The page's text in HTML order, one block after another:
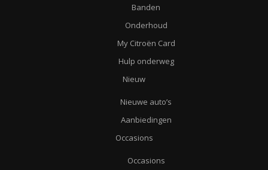
Banden
Onderhoud
My Citroën Card
Hulp onderweg
Nieuw
Nieuwe auto’s
Aanbiedingen
Occasions
Occasions